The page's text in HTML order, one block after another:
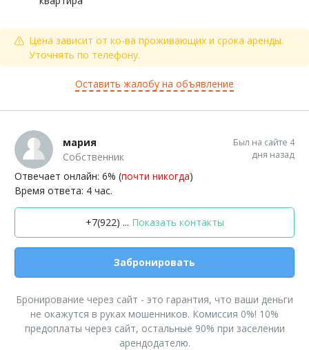
Цена зависит от ко-ва проживающих и срока аренды.
Уточнять по телефону.
Оставить жалобу на объявление
мария
Собственник
Был на сайте 4
дня назад
Отвечает онлайн: 6% (почти никогда)
Время ответа: 4 час.
+7(922) ... Показать контакты
Забронировать
Бронирование через сайт - это гарантия, что ваши деньги
не окажутся в руках мошенников. Комиссия 0%! 10%
предоплаты через сайт, остальные 90% при заселении
арендодателю.